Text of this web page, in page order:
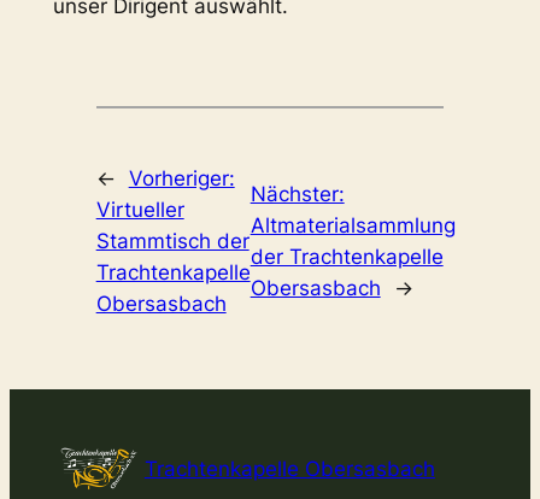
unser Dirigent auswählt.
← Vorheriger:
Virtueller
Stammtisch der
Trachtenkapelle
Obersasbach
Nächster:
Altmaterialsammlung
der Trachtenkapelle
Obersasbach
→
Trachtenkapelle Obersasbach